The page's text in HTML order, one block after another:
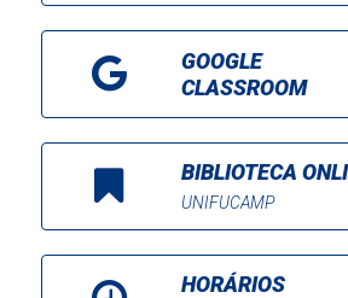
GOOGLE
CLASSROOM
BIBLIOTECA
UNIFUCAMP
HORÁRIOS